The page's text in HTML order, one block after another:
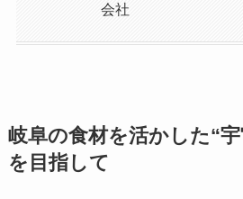
会社
岐阜の食材を活かした“
を目指して